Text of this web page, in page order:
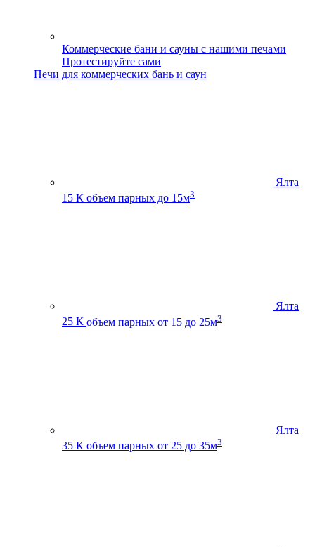
Коммерческие бани и сауны с нашими печами
Протестируйте сами
Печи для коммерческих бань и саун
Ялта
15 К объем парных до 15м3
Ялта
25 К объем парных от 15 до 25м3
Ялта
35 К объем парных от 25 до 35м3